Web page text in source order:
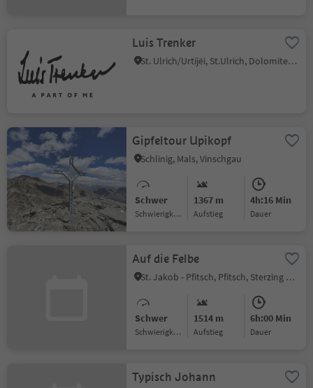
Luis Trenker
St. Ulrich/Urtijëi, St.Ulrich, Dolomitenregion Gröden
Gipfeltour Upikopf
Schlinig, Mals, Vinschgau
Schwer
Schwierigkeitsgrad
1367 m
Aufstieg
4h:16 Min
Dauer
Auf die Felbe
St. Jakob - Pfitsch, Pfitsch, Sterzing und Umgebung
Schwer
Schwierigkeitsgrad
1514 m
Aufstieg
6h:00 Min
Dauer
Typisch Johann